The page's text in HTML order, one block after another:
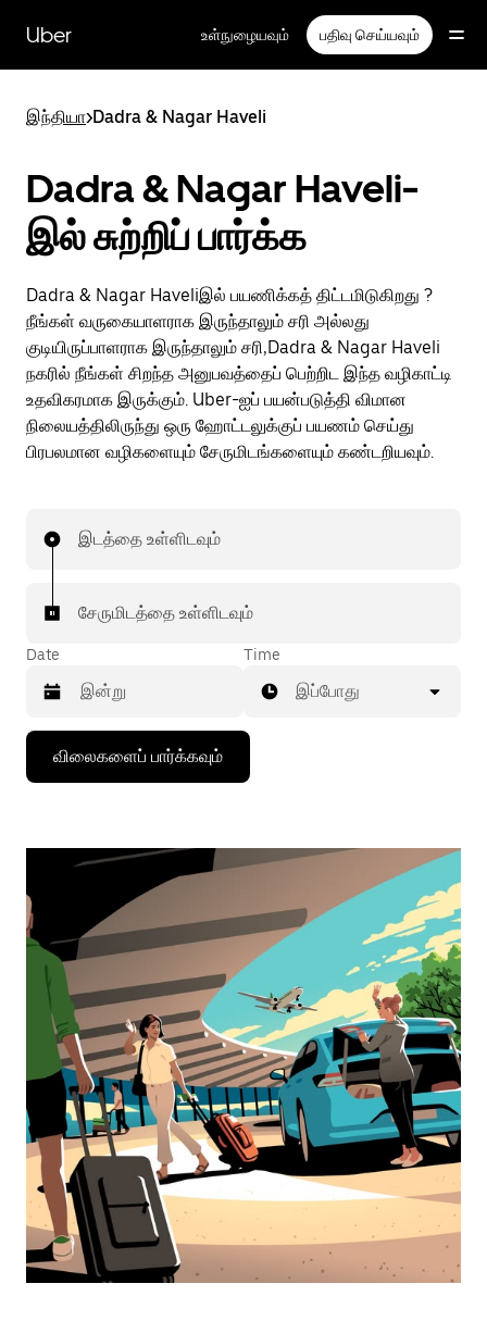
பக்கத்திற்குச்
செல்லவும்
Uber உள்நுழையவும் பதிவு செய்யவும்
இந்தியா>Dadra & Nagar Haveli
Dadra & Nagar Haveli-
இல் சுற்றிப் பார்க்க
Dadra & Nagar Haveliஇல் பயணிக்கத் திட்டமிடுகிறது ?
நீங்கள் வருகையாளராக இருந்தாலும் சரி அல்லது
குடியிருப்பாளராக இருந்தாலும் சரி,Dadra & Nagar Haveli
நகரில் நீங்கள் சிறந்த அனுபவத்தைப் பெற்றிட இந்த வழிகாட்டி
உதவிகரமாக இருக்கும். Uber-ஐப் பயன்படுத்தி விமான
நிலையத்திலிருந்து ஒரு ஹோட்டலுக்குப் பயணம் செய்து
பிரபலமான வழிகளையும் சேருமிடங்களையும் கண்டறியவும்.
இடத்தை உள்ளிடவும்
சேருமிடத்தை உள்ளிடவும்
Date
கீழ்நோக்கிய
அம்புக்குறியை
அழுத்தி
தேர்ந்தெடுக்கவும்.
மூட
எஸ்கேப்
பொத்தான்
அழுத்தவும்.
Time
இப்போது
விலைகளைப் பார்க்கவும்